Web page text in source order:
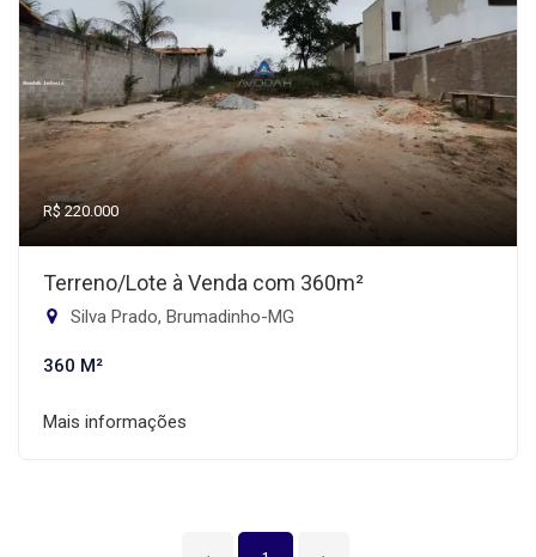
R$ 220.000
Terreno/Lote à Venda com 360m²
Silva Prado, Brumadinho-MG
360 M²
Mais informações